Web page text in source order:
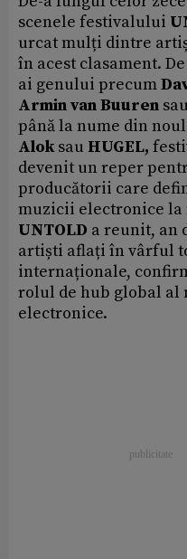
scenele festivalului
urcat mulți dintre
în acest clasament.
ai genului precum
Armin van Buuren sau
până la nume din
Aloksau HUGEL,
devenit un reper
producătorii care
muzicii electronice la
UNTOLD a reunit, an
artiști aflați în vârful
internaționale,
rolul de hub global al
electronice.